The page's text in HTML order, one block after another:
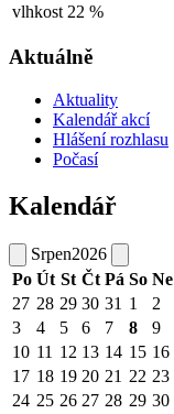
vlhkost 22 %
Aktuálně
Aktuality
Kalendář akcí
Hlášení rozhlasu
Počasí
Kalendář
Srpen2026
Po Út St Čt Pá So Ne
27 28 29 30 31 1
2
3
4 5 6 7 8
9
10 11 12 13 14 15 16
17 18 19 20 21 22 23
24 25 26 27 28 29 30